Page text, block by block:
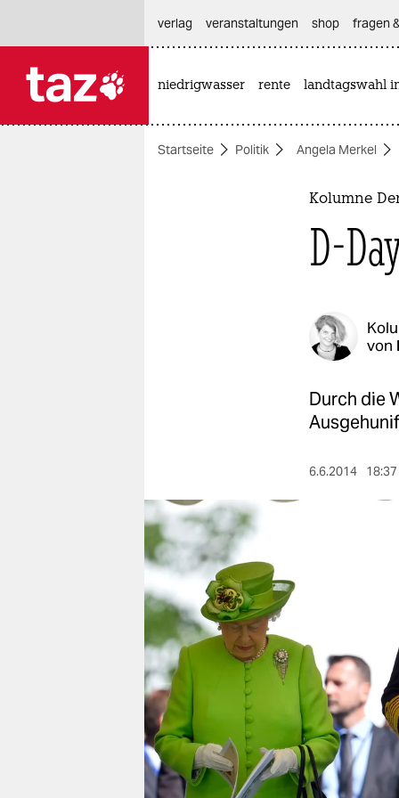
themen
verlag
veranstaltungen
shop
fragen & hilfe
unterstützen
abo
genossenschaft
verlag
veranstaltungen shop fragen
niedrigwasser rente landtagswahl
Startseite Politik Angela Merkel
Kolumne
D-
von
Durch die
6.6.2014